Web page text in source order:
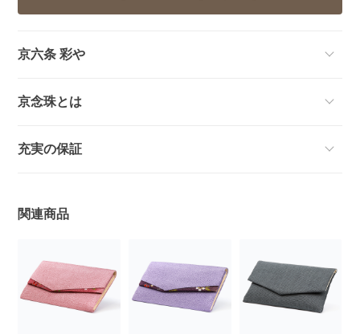
京六条 彩や
京念珠とは
充実の保証
関連商品